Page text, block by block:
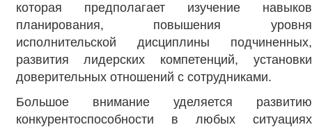
которая предполагает изучение навыков
планирования, повышения уровня
исполнительской дисциплины подчиненных,
развития лидерских компетенций, установки
доверительных отношений с сотрудниками.
Большое внимание уделяется развитию
конкурентоспособности в любых ситуациях